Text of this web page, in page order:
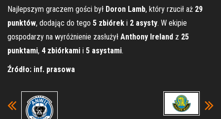
Najlepszym graczem gości był Doron Lamb, który rzucił aż 29
punktów, dodając do tego 5 zbiórek i 2 asysty. W ekipie
gospodarzy na wyróżnienie zasłużył Anthony Ireland z 25
punktami, 4 zbiórkami i 5 asystami.
Źródło: inf. prasowa